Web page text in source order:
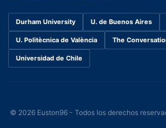
Durham University U. de Buenos Aires
U. Politècnica de València The
Universidad de Chile
© 2026 Euston96 - Todos los derechos